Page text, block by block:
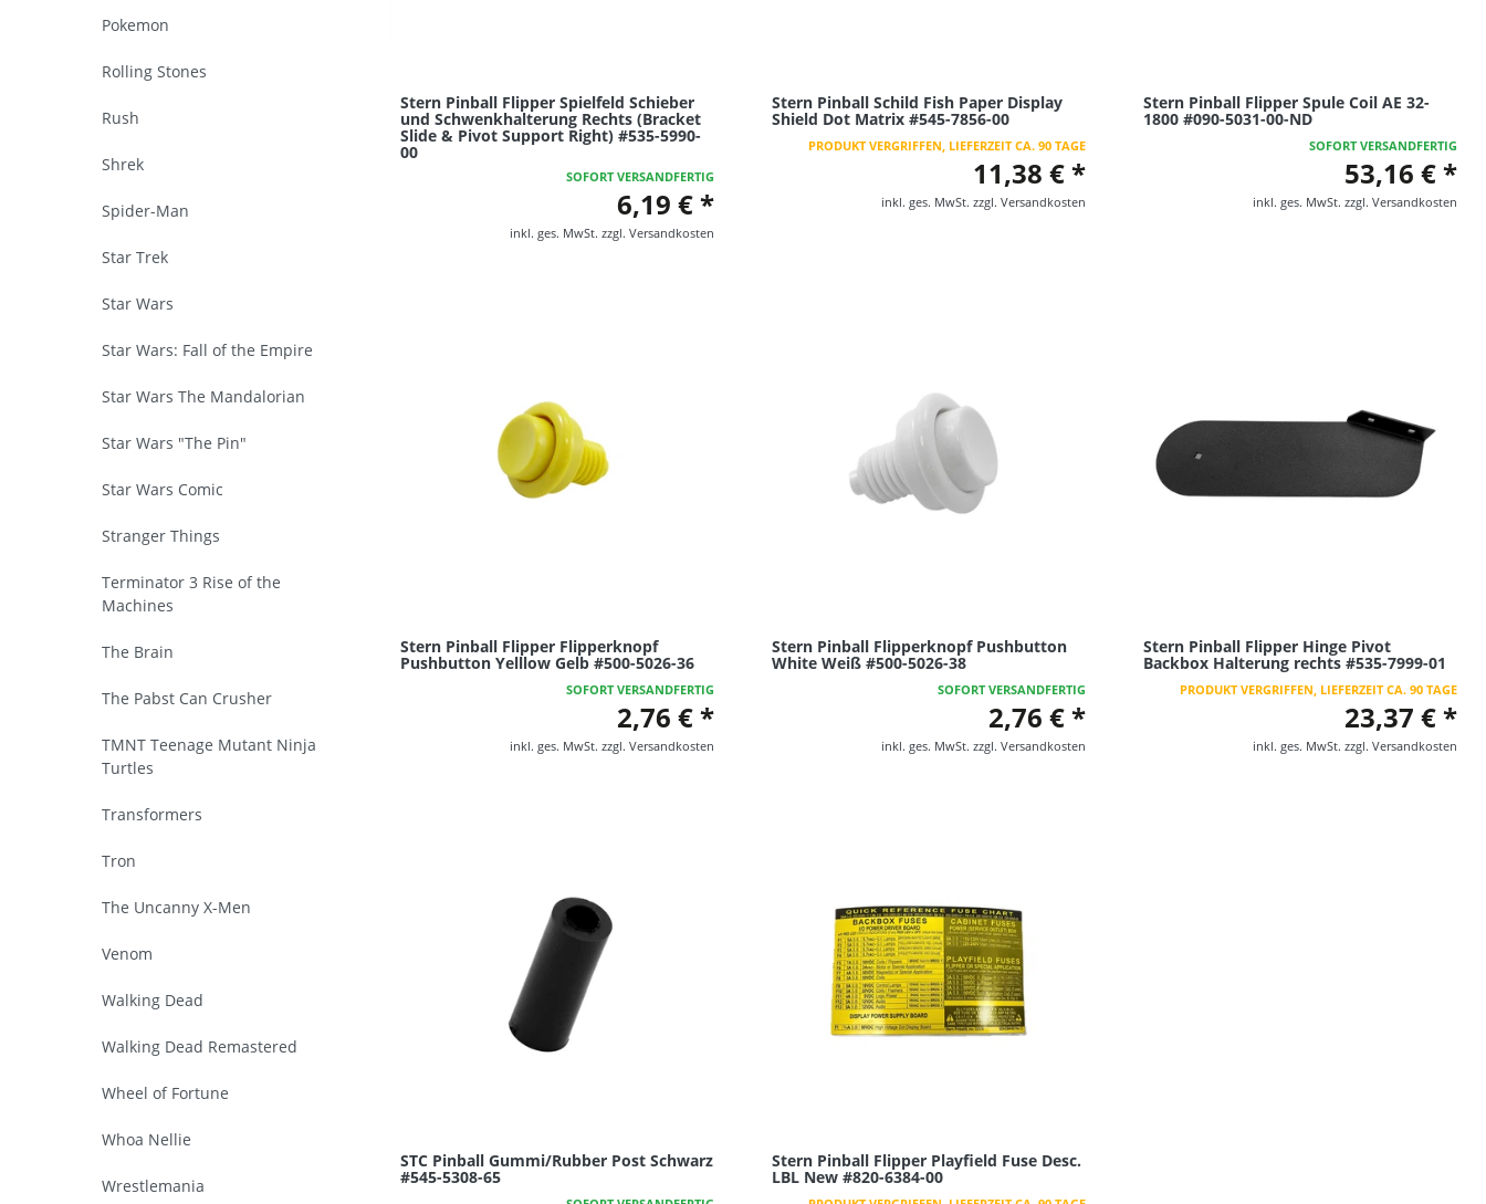
Pokemon
Rolling Stones
Rush
Shrek
Spider-Man
Star Trek
Star Wars
Star Wars: Fall of the Empire
Star Wars The Mandalorian
Star Wars "The Pin"
Star Wars Comic
Stranger Things
Terminator 3 Rise of the
Machines
The Brain
The Pabst Can Crusher
TMNT Teenage Mutant Ninja
Turtles
Transformers
Tron
The Uncanny X-Men
Venom
Walking Dead
Walking Dead Remastered
Wheel of Fortune
Whoa Nellie
Wrestlemania
Stern Pinball Flipper Spielfeld Schieber
und Schwenkhalterung Rechts (Bracket
Slide & Pivot Support Right) #535-5990-
00
SOFORT VERSANDFERTIG
6,19 € *
inkl. ges. MwSt. zzgl. Versandkosten
Stern Pinball Schild Fish Paper Display
Shield Dot Matrix #545-7856-00
PRODUKT VERGRIFFEN, LIEFERZEIT CA. 90 TAGE
11,38 € *
inkl. ges. MwSt. zzgl. Versandkosten
Stern Pinball Flipper Spule Coil AE 32-
1800 #090-5031-00-ND
SOFORT VERSANDFERTIG
53,16 € *
inkl. ges. MwSt. zzgl. Versandkosten
Stern Pinball Flipper Flipperknopf
Pushbutton Yelllow Gelb #500-5026-36
SOFORT VERSANDFERTIG
2,76 € *
inkl. ges. MwSt. zzgl. Versandkosten
Stern Pinball Flipperknopf Pushbutton
White Weiß #500-5026-38
SOFORT VERSANDFERTIG
2,76 € *
inkl. ges. MwSt. zzgl. Versandkosten
Stern Pinball Flipper Hinge Pivot
Backbox Halterung rechts #535-7999-01
PRODUKT VERGRIFFEN, LIEFERZEIT CA. 90 TAGE
23,37 € *
inkl. ges. MwSt. zzgl. Versandkosten
STC Pinball Gummi/Rubber Post Schwarz
#545-5308-65
Stern Pinball Flipper Playfield Fuse Desc.
LBL New #820-6384-00